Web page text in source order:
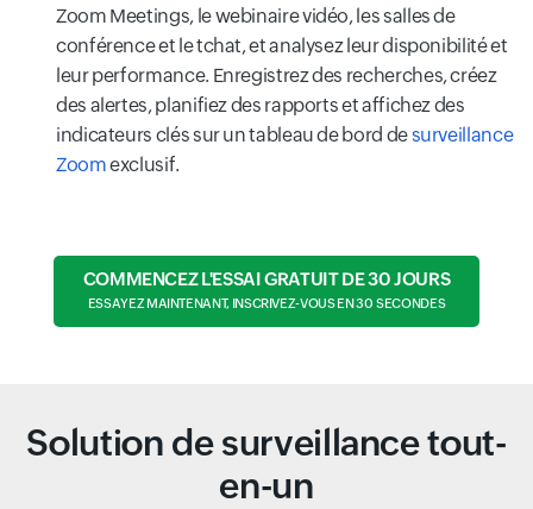
Zoom Meetings, le webinaire vidéo, les salles de
conférence et le tchat, et analysez leur disponibilité et
leur performance. Enregistrez des recherches, créez
des alertes, planifiez des rapports et affichez des
indicateurs clés sur un tableau de bord desurveillance
Zoomexclusif.
COMMENCEZ L'ESSAI GRATUIT DE 30 JOURS
ESSAYEZ MAINTENANT, INSCRIVEZ-VOUS EN 30 SECONDES
Solution de surveillance tout-
en-un